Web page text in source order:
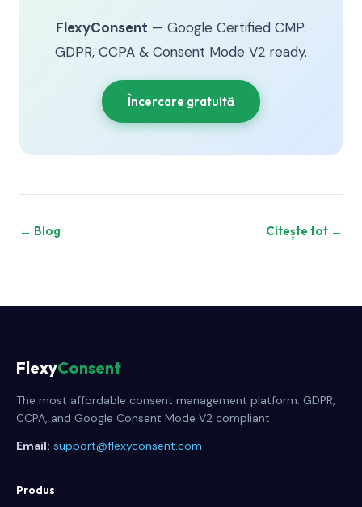
FlexyConsent — Google Certified CMP.
GDPR, CCPA & Consent Mode V2 ready.
Încercare gratuită
← Blog Citește tot →
FlexyConsent
The most affordable consent management platform. GDPR,
CCPA, and Google Consent Mode V2 compliant.
Email: support@flexyconsent.com
Produs